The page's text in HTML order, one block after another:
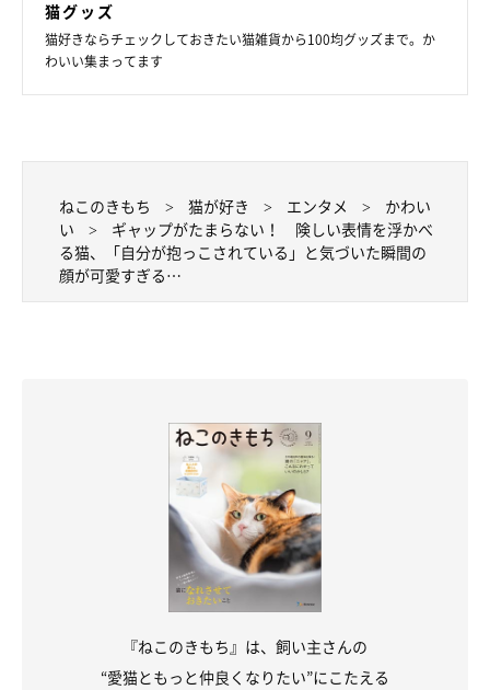
写真提供／@DAYS31612434
「夕方、農作業が終わってホッとひと息ついたときに、コタロー
を膝にお座りさせて頭をなでたりお腹や肉球をもふもふすると、
とても癒されます。農作業の疲れがふっと消え去りますね」
猫グッズ
猫好きならチェックしておきたい猫雑貨から100均グッズまで。か
わいい集まってます
ねこのきもち 猫が好き エンタメ
かわい
い
ギャップがたまらない！ 険しい表情を浮かべ
る猫、「自分が抱っこされている」と気づいた瞬間の
顔が可愛すぎる…
『ねこのきもち』は、飼い主さんの
“愛猫ともっと仲良くなりたい”にこたえる